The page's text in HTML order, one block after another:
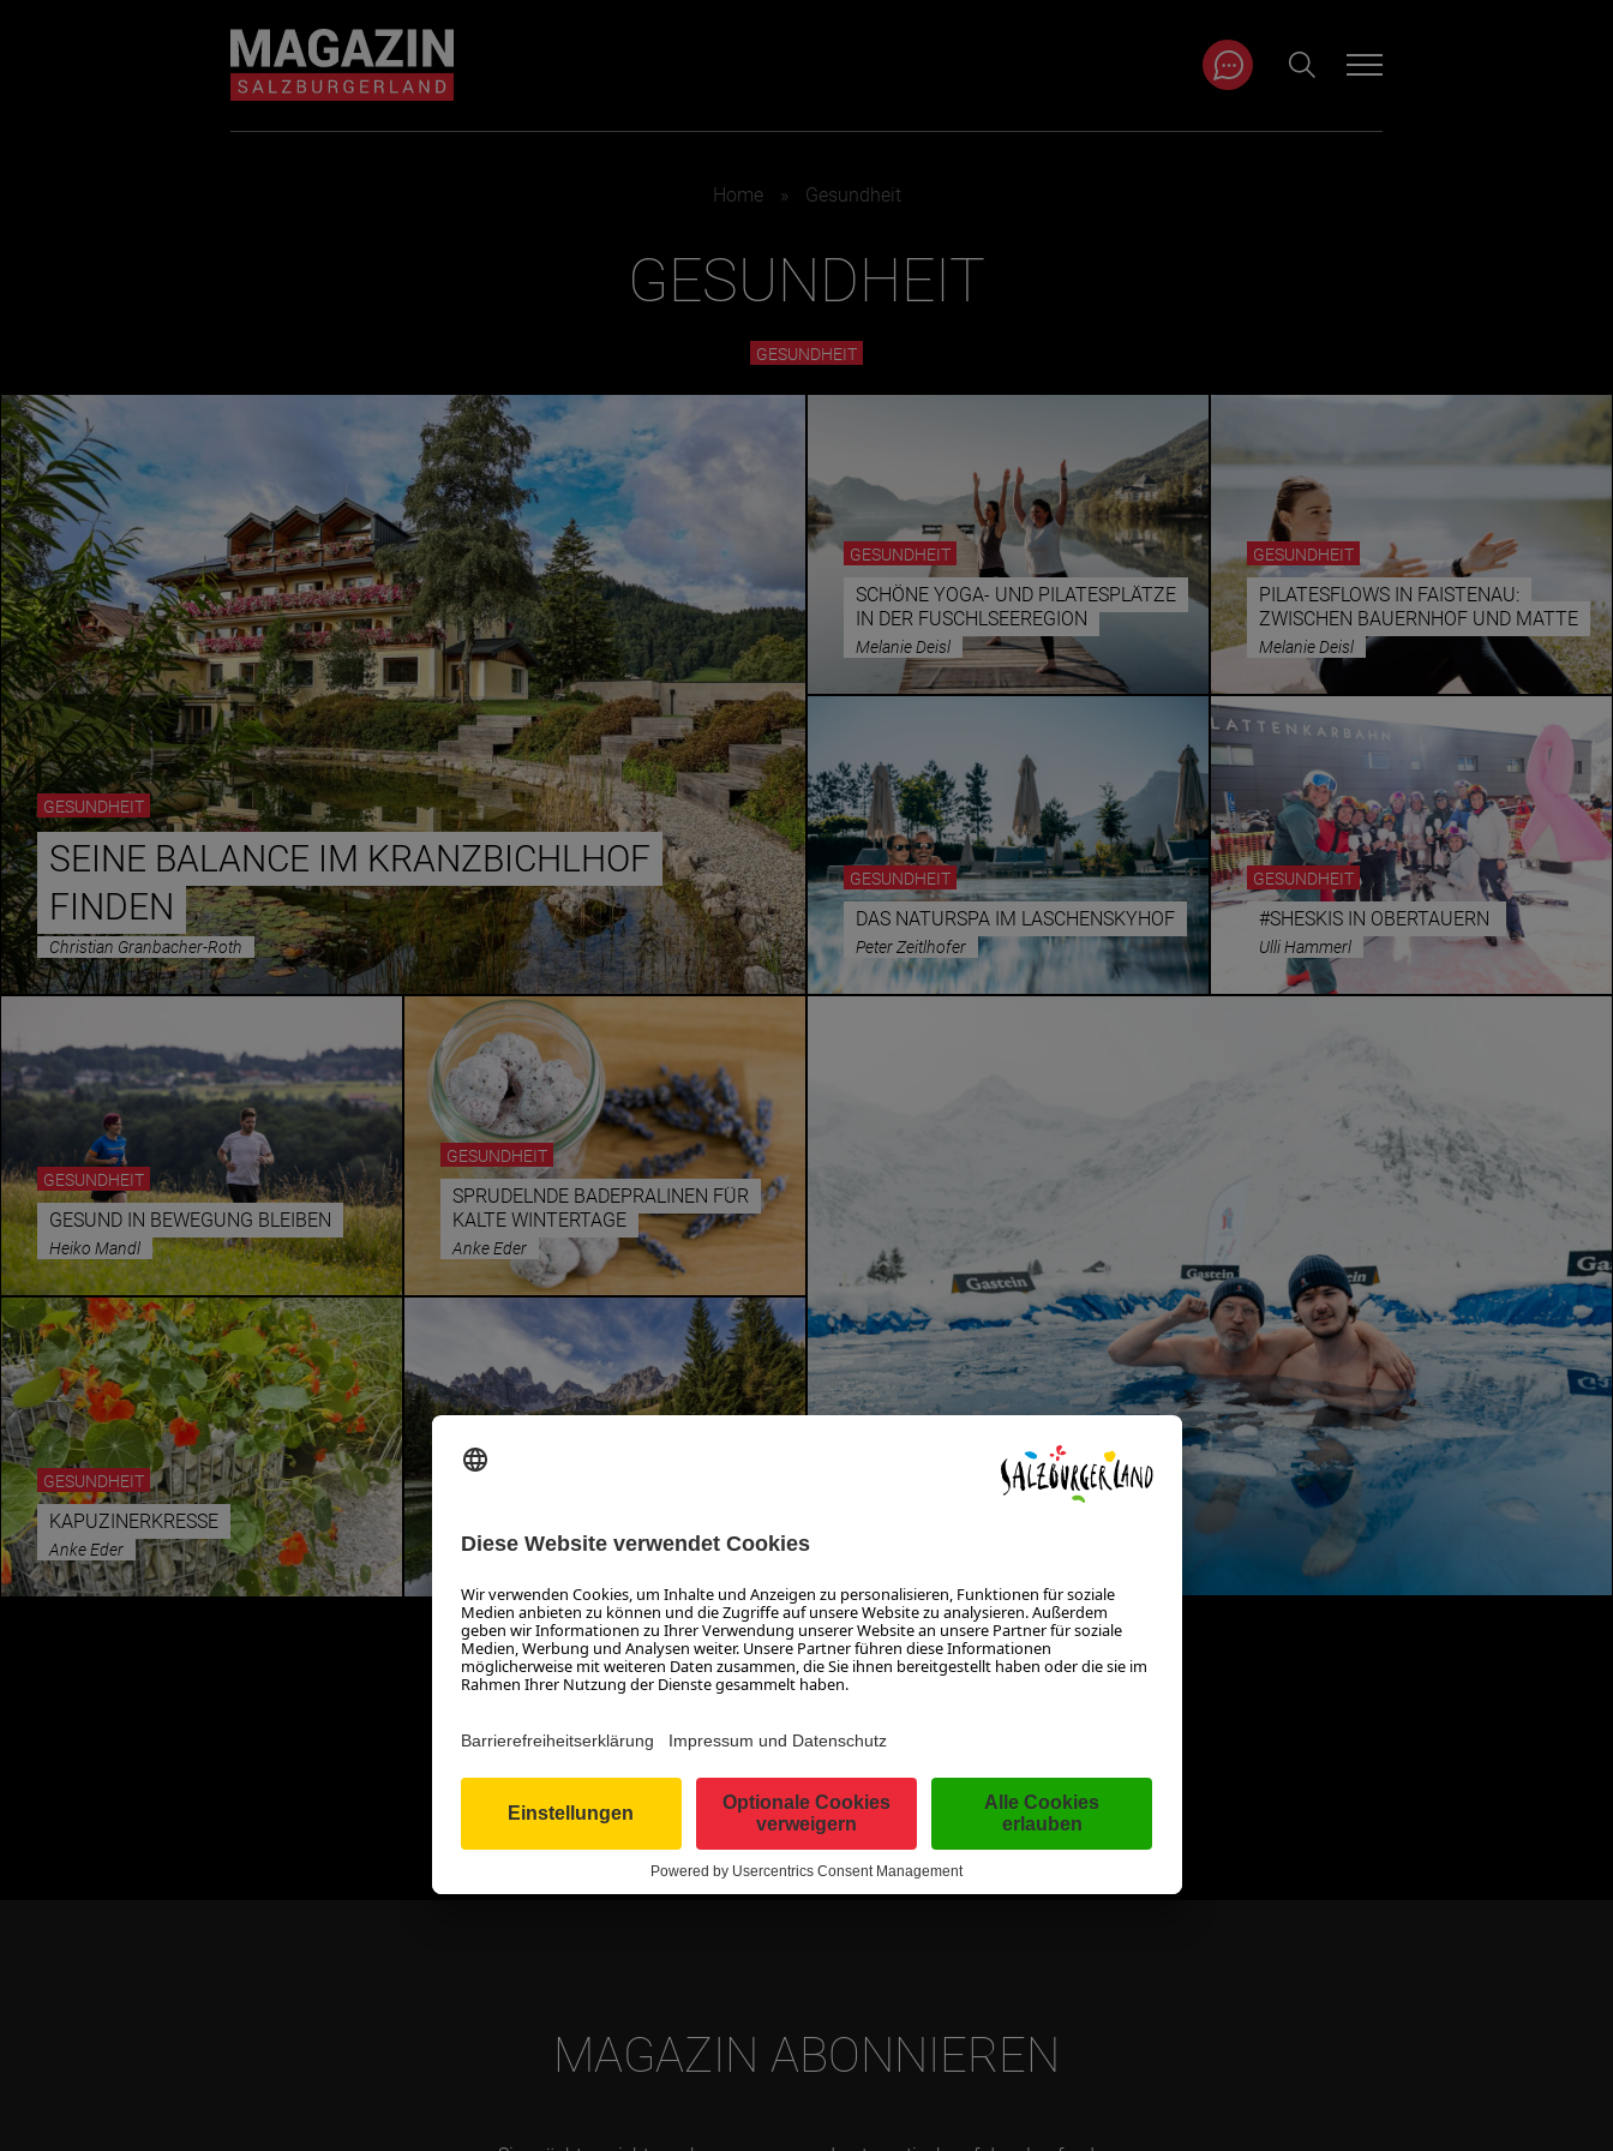
BEITRÄGE IN MEINER NÄHE ANZEIGEN
Essen & Trinken
Nachhaltigkeit
Sehenswürdig
Kunst & Kultur
Lifestyle
Hotel & Reise
Mai
Juni
Oktober
November
Dezember
Home » Gesundheit
GESUNDHEIT
GESUNDHEIT
GESUNDHEIT
SEINE BALANCE IM KRANZBICHLHOF
FINDEN
Christian Granbacher-Roth
GESUNDHEIT
SCHÖNE YOGA- UND PILATESPLÄTZE
IN DER FUSCHLSEEREGION
Melanie Deisl
GESUNDHEIT
PILATESFLOWS IN FAISTENAU:
ZWISCHEN BAUERNHOF UND MATTE
Melanie Deisl
GESUNDHEIT
DAS NATURSPA IM LASCHENSKYHOF
Peter Zeitlhofer
GESUNDHEIT
#SHESKIS IN OBERTAUERN
Ulli Hammerl
GESUNDHEIT
GESUND IN BEWEGUNG BLEIBEN
Heiko Mandl
GESUNDHEIT
SPRUDELNDE BADEPRALINEN FÜR
KALTE WINTERTAGE
Anke Eder
GESUNDHEIT
KAPUZINERKRESSE
Anke Eder Maria Riedler
MAGAZIN ABONNIEREN